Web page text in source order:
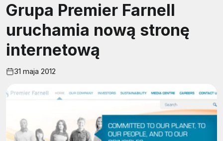
Grupa Premier Farnell
uruchamia nową stronę
internetową
31 maja 2012